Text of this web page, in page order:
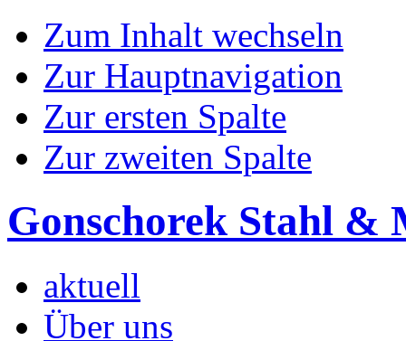
Zum Inhalt wechseln
Zur Hauptnavigation
Zur ersten Spalte
Zur zweiten Spalte
Gonschorek Stahl &
aktuell
Über uns